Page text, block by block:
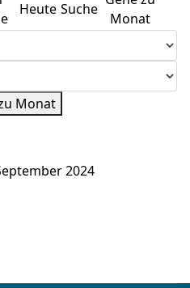
Heute Suche
Monat
Monat
2024